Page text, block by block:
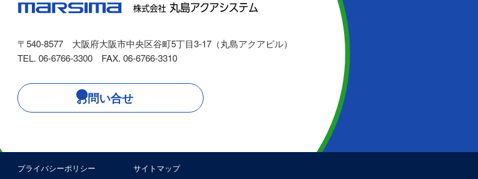
〒540-8577 大阪府大阪市中央区谷町5丁目3-17（丸島アクアビル）
TEL. 06-6766-3300 FAX. 06-6766-3310
お問い合せ
プライバシーポリシー サイトマップ